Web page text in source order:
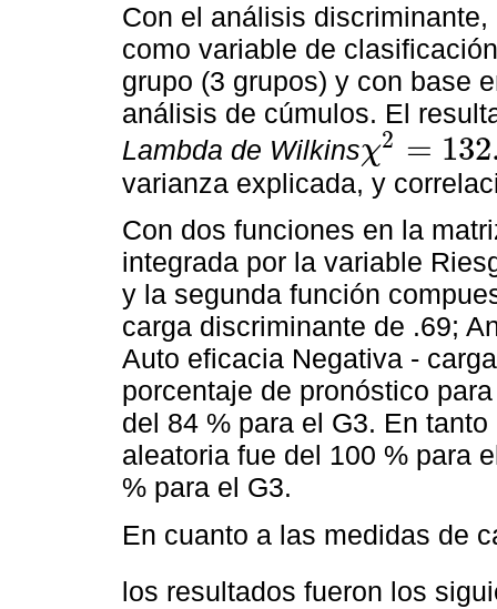
Con el análisis
como variable de
grupo (3 grupos) y con base
análisis de cúmulos. El
Lambda de Wilkinsχ2 =
χ2= 132.1
varianza explicada, y
Con dos funciones en la
integrada por la variable
y la segunda función
carga discriminante de .69;
Auto eficacia Negativa -
porcentaje de pronóstico
del 84 % para el G3. En
aleatoria fue del 100 % para
% para el G3.
En cuanto a las medidas de
los resultados fueron los